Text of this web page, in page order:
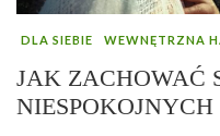
DLA SIEBIE WEWNĘTRZNA
JAK ZACHOWAĆ